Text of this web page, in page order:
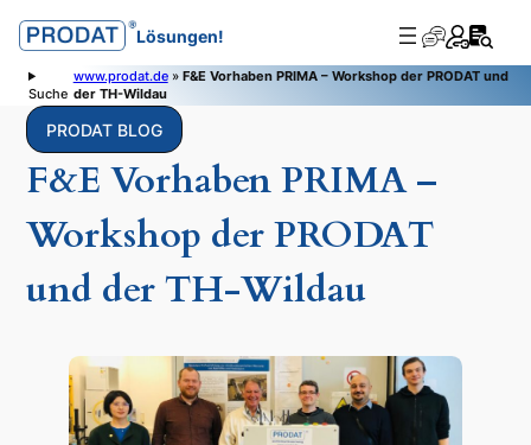
Inhalt
Lösungen!
Suche
www.prodat.de» F&E Vorhaben PRIMA – Workshop der PRODAT und
der TH-Wildau
PRODAT BLOG
F&E Vorhaben PRIMA –
Workshop der PRODAT
und der TH-Wildau